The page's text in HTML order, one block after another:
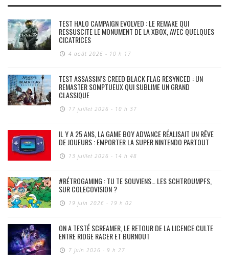
TEST HALO CAMPAIGN EVOLVED : LE REMAKE QUI
RESSUSCITE LE MONUMENT DE LA XBOX, AVEC QUELQUES
CICATRICES
4 août 2026 - 10 h 17
TEST ASSASSIN’S CREED BLACK FLAG RESYNCED : UN
REMASTER SOMPTUEUX QUI SUBLIME UN GRAND
CLASSIQUE
17 juillet 2026 - 10 h 37
IL Y A 25 ANS, LA GAME BOY ADVANCE RÉALISAIT UN RÊVE
DE JOUEURS : EMPORTER LA SUPER NINTENDO PARTOUT
13 juillet 2026 - 14 h 48
#RÉTROGAMING : TU TE SOUVIENS… LES SCHTROUMPFS,
SUR COLECOVISION ?
19 juin 2026 - 19 h 02
ON A TESTÉ SCREAMER, LE RETOUR DE LA LICENCE CULTE
ENTRE RIDGE RACER ET BURNOUT
7 juin 2026 - 9 h 27